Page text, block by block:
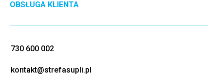
OBSŁUGA KLIENTA
730 600 002
kontakt@strefasupli.pl